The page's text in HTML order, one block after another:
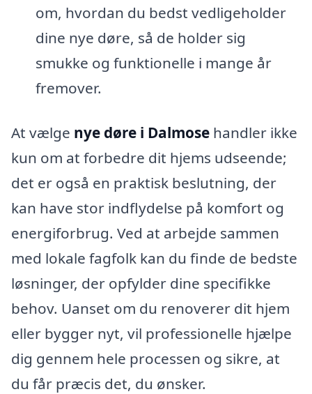
om, hvordan du bedst vedligeholder
dine nye døre, så de holder sig
smukke og funktionelle i mange år
fremover.
At vælge nye døre i Dalmose handler ikke
kun om at forbedre dit hjems udseende;
det er også en praktisk beslutning, der
kan have stor indflydelse på komfort og
energiforbrug. Ved at arbejde sammen
med lokale fagfolk kan du finde de bedste
løsninger, der opfylder dine specifikke
behov. Uanset om du renoverer dit hjem
eller bygger nyt, vil professionelle hjælpe
dig gennem hele processen og sikre, at
du får præcis det, du ønsker.